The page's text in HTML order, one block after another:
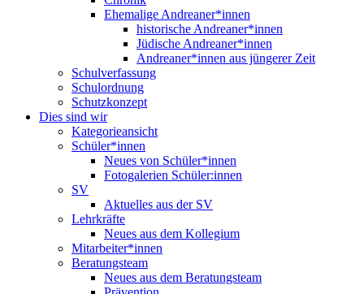
Ehemalige Andreaner*innen
historische Andreaner*innen
Jüdische Andreaner*innen
Andreaner*innen aus jüngerer Zeit
Schulverfassung
Schulordnung
Schutzkonzept
Dies sind wir
Kategorieansicht
Schüler*innen
Neues von Schüler*innen
Fotogalerien Schüler:innen
SV
Aktuelles aus der SV
Lehrkräfte
Neues aus dem Kollegium
Mitarbeiter*innen
Beratungsteam
Neues aus dem Beratungsteam